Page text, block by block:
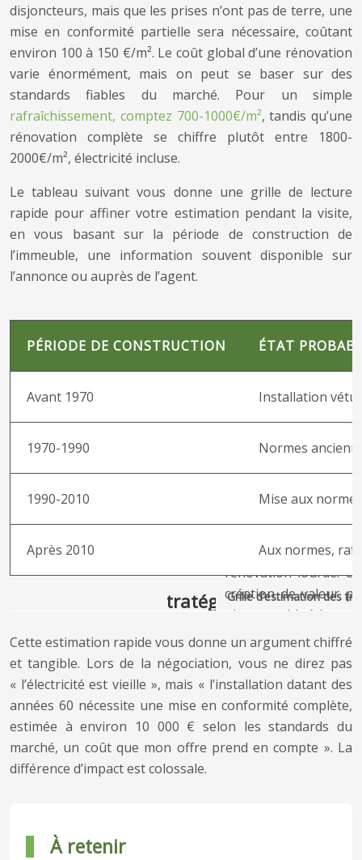
disjoncteurs, mais que les prises n’ont pas de terre, une
mise en conformité partielle sera nécessaire, coûtant
environ 100 à 150 €/m². Le coût global d’une rénovation
varie énormément, mais on peut se baser sur des
standards fiables du marché. Pour un simple
rafraîchissement, comptez 700-1000€/m², tandis qu’une
rénovation complète se chiffre plutôt entre 1800-
2000€/m², électricité incluse.
Le tableau suivant vous donne une grille de lecture
rapide pour affiner votre estimation pendant la visite,
en vous basant sur la période de construction de
l’immeuble, une information souvent disponible sur
l’annonce ou auprès de l’agent.
Grille d’estimation des
PÉRIODE DE CONSTRUCTION ÉTAT
Avant 1970 Installation
1970-1990 Normes
1990-2010 Mise aux
Après 2010 Aux normes,
Cette estimation rapide vous donne un argument chiffré
et tangible. Lors de la négociation, vous ne direz pas
« l’électricité est vieille », mais « l’installation datant des
années 60 nécessite une mise en conformité complète,
estimée à environ 10 000 € selon les standards du
marché, un coût que mon offre prend en compte ». La
différence d’impact est colossale.
À retenir